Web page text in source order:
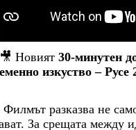
🎥 Новият 30-минутен
изкуство – Русе
Филмът разказва не
За срещата между